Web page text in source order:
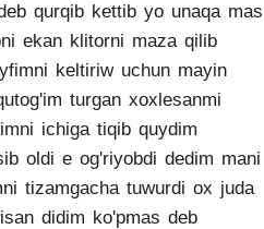
qurqib kettib yo unaqa mas
ekan klitorni maza qilib
keltiriw uchun mayin
turgan xoxlesanmi
ichiga tiqib quydim
oldi e og'riyobdi dedim mani
tizamgacha tuwurdi ox juda
didim ko'pmas deb